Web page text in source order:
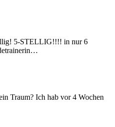
5-STELLIG!!!! in nur 6
Traum? Ich hab vor 4 Wochen